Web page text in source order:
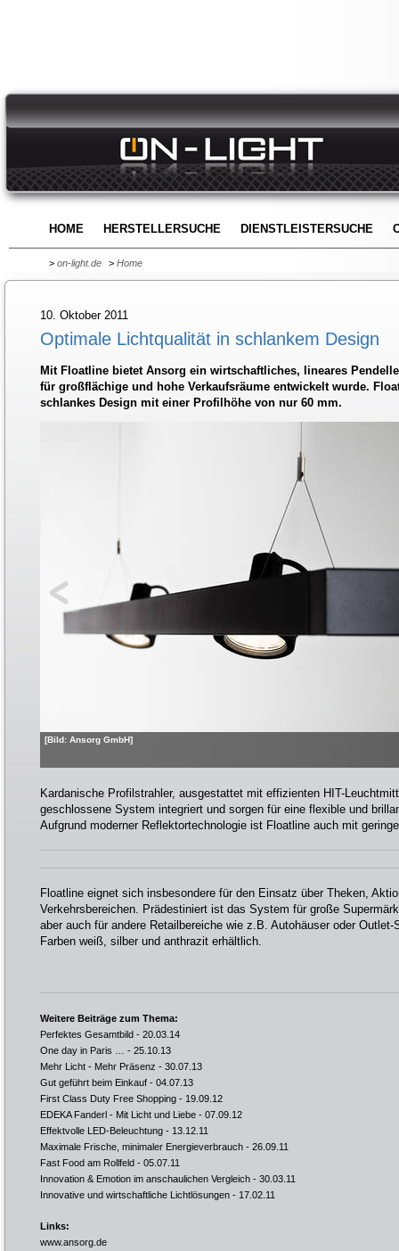
HOME HERSTELLERSUCHE DIENSTLEISTERSUCHE
> on-light.de > Home
10. Oktober 2011
Optimale Lichtqualität in schlankem Design
Mit Floatline bietet Ansorg ein wirtschaftliches, lineares
für großflächige und hohe Verkaufsräume entwickelt wurde.
schlankes Design mit einer Profilhöhe von nur 60 mm.
[Bild: Ansorg GmbH]
Kardanische Profilstrahler, ausgestattet mit effizienten HIT-
geschlossene System integriert und sorgen für eine flexible und
Aufgrund moderner Reflektortechnologie ist Floatline auch mit
Floatline eignet sich insbesondere für den Einsatz über Theken,
Verkehrsbereichen. Prädestiniert ist das System für große
aber auch für andere Retailbereiche wie z.B. Autohäuser oder
Farben weiß, silber und anthrazit erhältlich.
Weitere Beiträge zum Thema:
Perfektes Gesamtbild - 20.03.14
One day in Paris …
- 25.10.13
Mehr Licht - Mehr Präsenz - 30.07.13
Gut geführt beim Einkauf - 04.07.13
First Class Duty Free Shopping - 19.09.12
EDEKA Fanderl - Mit Licht und Liebe - 07.09.12
Effektvolle LED-Beleuchtung - 13.12.11
Maximale Frische, minimaler Energieverbrauch - 26.09.11
Fast Food am Rollfeld - 05.07.11
Innovation & Emotion im anschaulichen Vergleich - 30.03.11
Innovative und wirtschaftliche Lichtlösungen - 17.02.11
Links:
www.ansorg.de